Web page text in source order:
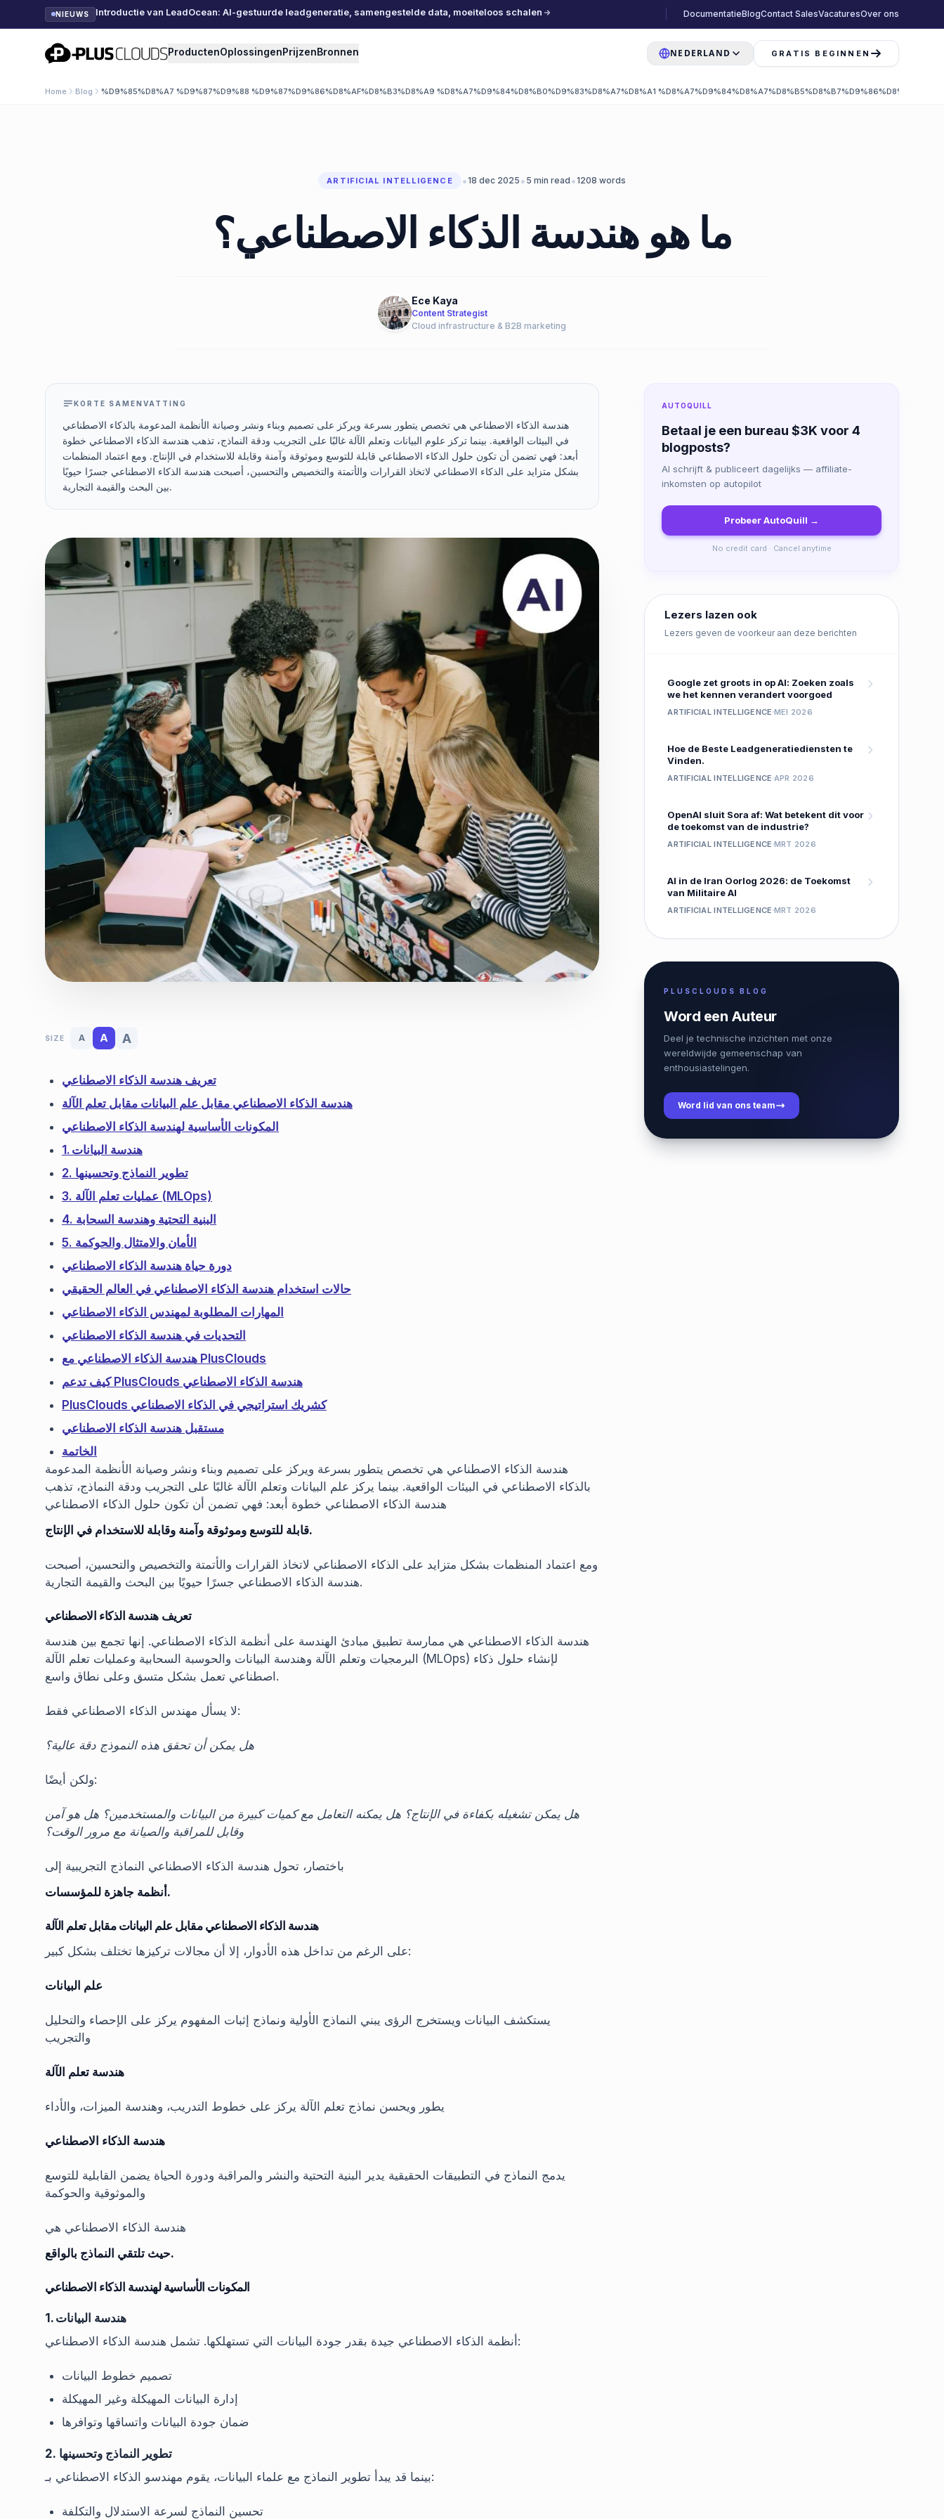
NIEUWS Introductie van LeadOcean: AI-gestuurde leadgeneratie, samengestelde data, moeiteloos schalen DocumentatieBlogContact SalesVacaturesOver ons
PlusClouds ProductenOplossingenPrijzenBronnen NEDERLAND GRATIS BEGINNEN
Home Blog %D9%85%D8%A7 %D9%87%D9%88 %D9%87%D9%86%D8%AF%D8%B3%D8%A9 %D8%A7%D9%84%D8%B0%D9%83%D8%A7%D8%A1
ARTIFICIAL INTELLIGENCE •18 dec 2025 • 5 min read •1208 words
ما هو هندسة الذكاء الاصطناعي؟
Ece Kaya
Content Strategist
Cloud infrastructure & B2B marketing
KORTE SAMENVATTING
هندسة الذكاء الاصطناعي هي تخصص يتطور بسرعة ويركز على تصميم وبناء ونشر وصيانة الأنظمة المدعومة بالذكاء الاصطناعي
في البيئات الواقعية. بينما تركز علوم البيانات وتعلم الآلة غالبًا على التجريب ودقة النماذج، تذهب هندسة الذكاء الاصطناعي خطوة
أبعد: فهي تضمن أن تكون حلول الذكاء الاصطناعي قابلة للتوسع وموثوقة وآمنة وقابلة للاستخدام في الإنتاج. ومع اعتماد المنظمات
بشكل متزايد على الذكاء الاصطناعي لاتخاذ القرارات والأتمتة والتخصيص والتحسين، أصبحت هندسة الذكاء الاصطناعي جسرًا حيويًا
بين البحث والقيمة التجارية.
SIZE A A A
تعريف هندسة الذكاء الاصطناعي
هندسة الذكاء الاصطناعي مقابل علم البيانات مقابل تعلم الآلة
المكونات الأساسية لهندسة الذكاء الاصطناعي
1. هندسة البيانات
2. تطوير النماذج وتحسينها
3. عمليات تعلم الآلة (MLOps)
4. البنية التحتية وهندسة السحابة
5. الأمان والامتثال والحوكمة
دورة حياة هندسة الذكاء الاصطناعي
حالات استخدام هندسة الذكاء الاصطناعي في العالم الحقيقي
المهارات المطلوبة لمهندس الذكاء الاصطناعي
التحديات في هندسة الذكاء الاصطناعي
هندسة الذكاء الاصطناعي مع PlusClouds
كيف تدعم PlusClouds هندسة الذكاء الاصطناعي
PlusClouds كشريك استراتيجي في الذكاء الاصطناعي
مستقبل هندسة الذكاء الاصطناعي
الخاتمة
هندسة الذكاء الاصطناعي هي تخصص يتطور بسرعة ويركز على تصميم وبناء ونشر وصيانة الأنظمة المدعومة
بالذكاء الاصطناعي في البيئات الواقعية. بينما يركز علم البيانات وتعلم الآلة غالبًا على التجريب ودقة النماذج، تذهب
هندسة الذكاء الاصطناعي خطوة أبعد: فهي تضمن أن تكون حلول الذكاء الاصطناعي
قابلة للتوسع وموثوقة وآمنة وقابلة للاستخدام في الإنتاج.
ومع اعتماد المنظمات بشكل متزايد على الذكاء الاصطناعي لاتخاذ القرارات والأتمتة والتخصيص والتحسين، أصبحت
هندسة الذكاء الاصطناعي جسرًا حيويًا بين البحث والقيمة التجارية.
تعريف هندسة الذكاء الاصطناعي
هندسة الذكاء الاصطناعي هي ممارسة تطبيق مبادئ الهندسة على أنظمة الذكاء الاصطناعي. إنها تجمع بين هندسة
البرمجيات وتعلم الآلة وهندسة البيانات والحوسبة السحابية وعمليات تعلم الآلة (MLOps) لإنشاء حلول ذكاء
اصطناعي تعمل بشكل متسق وعلى نطاق واسع.
لا يسأل مهندس الذكاء الاصطناعي فقط:
هل يمكن أن تحقق هذه النموذج دقة عالية؟
ولكن أيضًا:
هل يمكن تشغيله بكفاءة في الإنتاج؟ هل يمكنه التعامل مع كميات كبيرة من البيانات والمستخدمين؟ هل هو آمن
وقابل للمراقبة والصيانة مع مرور الوقت؟
باختصار، تحول هندسة الذكاء الاصطناعي النماذج التجريبية إلى
أنظمة جاهزة للمؤسسات.
هندسة الذكاء الاصطناعي مقابل علم البيانات مقابل تعلم الآلة
على الرغم من تداخل هذه الأدوار، إلا أن مجالات تركيزها تختلف بشكل كبير:
علم البيانات
يستكشف البيانات ويستخرج الرؤى يبني النماذج الأولية ونماذج إثبات المفهوم يركز على الإحصاء والتحليل
والتجريب
هندسة تعلم الآلة
يطور ويحسن نماذج تعلم الآلة يركز على خطوط التدريب، وهندسة الميزات، والأداء
هندسة الذكاء الاصطناعي
يدمج النماذج في التطبيقات الحقيقية يدير البنية التحتية والنشر والمراقبة ودورة الحياة يضمن القابلية للتوسع
والموثوقية والحوكمة
هندسة الذكاء الاصطناعي هي
حيث تلتقي النماذج بالواقع.
المكونات الأساسية لهندسة الذكاء الاصطناعي
1. هندسة البيانات
أنظمة الذكاء الاصطناعي جيدة بقدر جودة البيانات التي تستهلكها. تشمل هندسة الذكاء الاصطناعي:
تصميم خطوط البيانات
إدارة البيانات المهيكلة وغير المهيكلة
ضمان جودة البيانات واتساقها وتوافرها
2. تطوير النماذج وتحسينها
بينما قد يبدأ تطوير النماذج مع علماء البيانات، يقوم مهندسو الذكاء الاصطناعي بـ:
تحسين النماذج لسرعة الاستدلال والتكلفة
AUTOQUILL
Betaal je een bureau $3K voor 4
blogposts?
AI schrijft & publiceert dagelijks — affiliate-
inkomsten op autopilot
Probeer AutoQuill →
No credit card · Cancel anytime
Lezers lazen ook
Lezers geven de voorkeur aan deze berichten
Google zet groots in op AI: Zoeken zoals
we het kennen verandert voorgoed
ARTIFICIAL INTELLIGENCE MEI 2026
Hoe de Beste Leadgeneratiediensten te
Vinden.
ARTIFICIAL INTELLIGENCE APR 2026
OpenAI sluit Sora af: Wat betekent dit voor
de toekomst van de industrie?
ARTIFICIAL INTELLIGENCE MRT 2026
AI in de Iran Oorlog 2026: de Toekomst
van Militaire AI
ARTIFICIAL INTELLIGENCE MRT 2026
PLUSCLOUDS BLOG
Word een Auteur
Deel je technische inzichten met onze
wereldwijde gemeenschap van
enthousiastelingen.
Word lid van ons team